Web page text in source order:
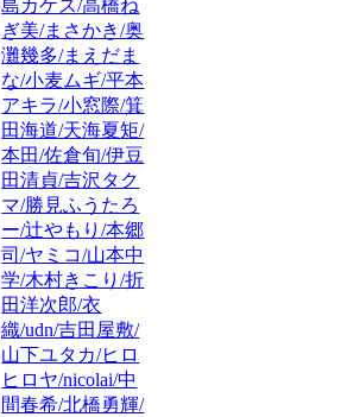
島カケス/高橋ね
ぎ美/まさかき/奥
灘幾多/まえだま
な/小麦ムギ/平本
アキラ/小窓際/箕
田海道/天海夏矩/
本田/佐倉旬/伊豆
田清貞/吉沢タク
マ/勝見ふうたろ
ー/辻やもり/本郷
司/ヤミコ/山本中
学/木村きこり/折
田洋次郎/衣
織/udn/吉田屋敷/
山下ユタカ/ヒロ
ヒロヤ/nicolai/中
間春希/北橋勇輝/